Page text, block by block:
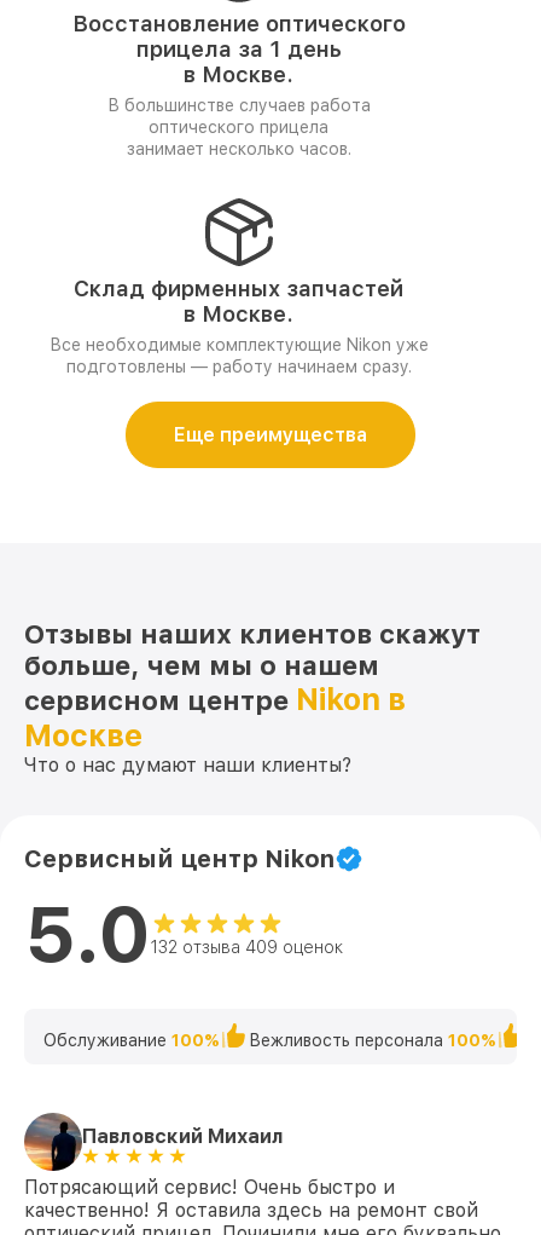
Восстановление оптического
прицела за 1 день
в Москве.
В большинстве случаев работа
оптического прицела
занимает несколько часов.
Склад фирменных запчастей
в Москве.
Все необходимые комплектующие Nikon уже
подготовлены — работу начинаем сразу.
Еще преимущества
Отзывы наших клиентов скажут
больше, чем мы о нашем
сервисном центре Nikon в
Москве
Что о нас думают наши клиенты?
Сервисный центр Nikon
5.0 132 отзыва 409 оценок
Обслуживание 100% Вежливость персонала 100%
Павловский Михаил
Потрясающий сервис! Очень быстро и
качественно! Я оставила здесь на ремонт свой